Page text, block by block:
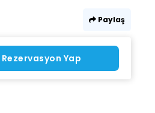
Paylaş
Rezervasyon Yap